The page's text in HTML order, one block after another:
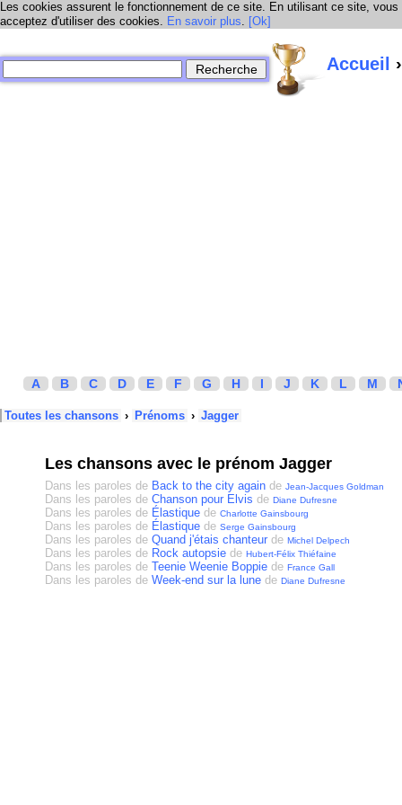
Les cookies assurent le fonctionnement de ce site. En utilisant ce site, vous
acceptez d'utiliser des cookies. En savoir plus. [Ok]
Accueil
A B C D E F G H I J K L M
Toutes les chansons › Prénoms › Jagger
Les chansons avec le prénom Jagger
Dans les paroles de Back to the city again de Jean-Jacques Goldman
Dans les paroles de Chanson pour Elvis de Diane Dufresne
Dans les paroles de Élastique de Charlotte Gainsbourg
Dans les paroles de Élastique de Serge Gainsbourg
Dans les paroles de Quand j'étais chanteur de Michel Delpech
Dans les paroles de Rock autopsie de Hubert-Félix Thiéfaine
Dans les paroles de Teenie Weenie Boppie de France Gall
Dans les paroles de Week-end sur la lune de Diane Dufresne